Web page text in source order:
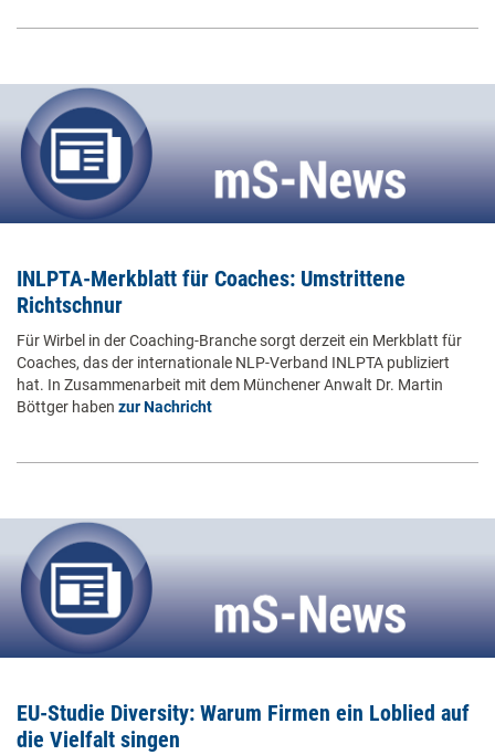
INLPTA-Merkblatt für Coaches: Umstrittene
Richtschnur
Für Wirbel in der Coaching-Branche sorgt derzeit ein Merkblatt für
Coaches, das der internationale NLP-Verband INLPTA publiziert
hat. In Zusammenarbeit mit dem Münchener Anwalt Dr. Martin
Böttger haben zur Nachricht
EU-Studie Diversity: Warum Firmen ein Loblied auf
die Vielfalt singen